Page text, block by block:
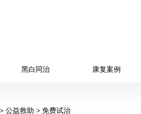
黑白同治 康复案例
> 公益救助 > 免费试治